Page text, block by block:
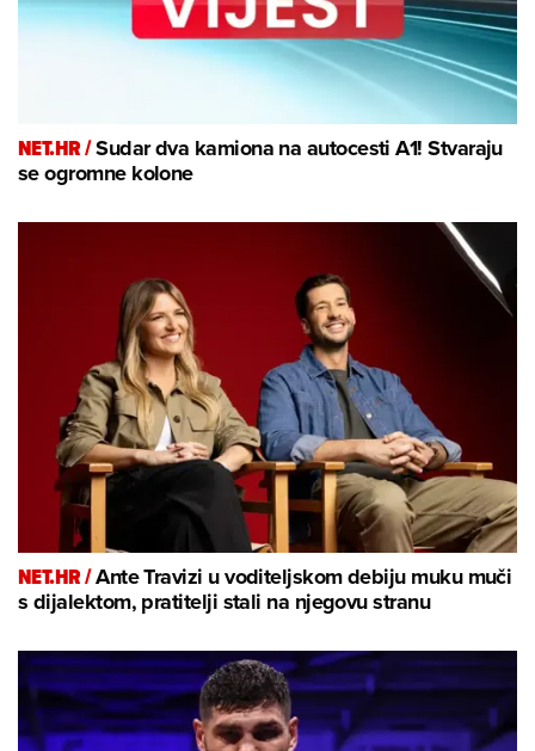
NET.HR /Sudar dva kamiona na autocesti A1! Stvaraju
se ogromne kolone
NET.HR /Ante Travizi u voditeljskom debiju muku muči
s dijalektom, pratitelji stali na njegovu stranu